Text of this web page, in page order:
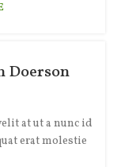
Doerson
at ut a nunc id
erat molestie